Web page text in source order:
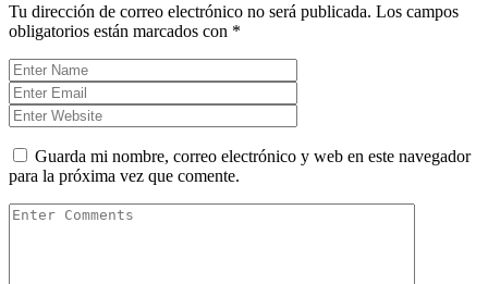
Tu dirección de correo electrónico no será publicada. Los campos
obligatorios están marcados con *
Guarda mi nombre, correo electrónico y web en este navegador
para la próxima vez que comente.